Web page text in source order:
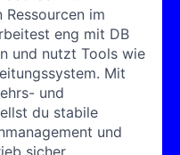
im
eng mit DB
und nutzt Tools wie
Mit
und
du stabile
und
sicher.